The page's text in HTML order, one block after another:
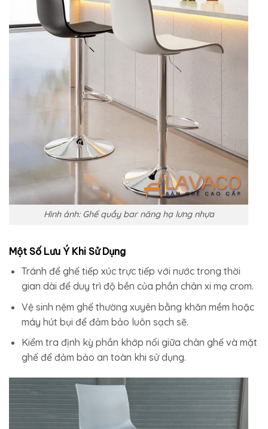
Hình ảnh: Ghế quầy bar nâng hạ lưng nhựa
Một Số Lưu Ý Khi Sử Dụng
Tránh để ghế tiếp xúc trực tiếp với nước trong thời
gian dài để duy trì độ bền của phần chân xi mạ crom.
Vệ sinh nệm ghế thường xuyên bằng khăn mềm hoặc
máy hút bụi để đảm bảo luôn sạch sẽ.
Kiểm tra định kỳ phần khớp nối giữa chân ghế và mặt
ghế để đảm bảo an toàn khi sử dụng.